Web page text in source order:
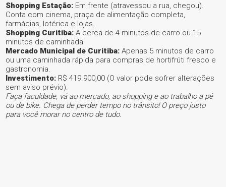
ver mais fotos
Shopping Estação: Em frente (atravessou a rua, chegou).
Conta com cinema, praça de alimentação completa,
farmácias, lotérica e lojas.
Shopping Curitiba: A cerca de 4 minutos de carro ou 15
minutos de caminhada.
Mercado Municipal de Curitiba: Apenas 5 minutos de carro
ou uma caminhada rápida para compras de hortifrúti fresco e
gastronomia.
Investimento: R$ 419.900,00 (O valor pode sofrer alterações
sem aviso prévio).
Faça faculdade, vá ao mercado, ao shopping e ao trabalho a pé
ou de bike. Chega de perder tempo no trânsito! O preço justo
para você morar no centro de tudo.